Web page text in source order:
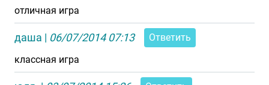
отличная игра
даша | 06/07/2014 07:13
Ответить
классная игра